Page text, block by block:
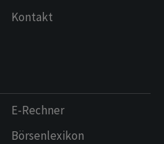
Kontakt
E-Rechner
Börsenlexikon